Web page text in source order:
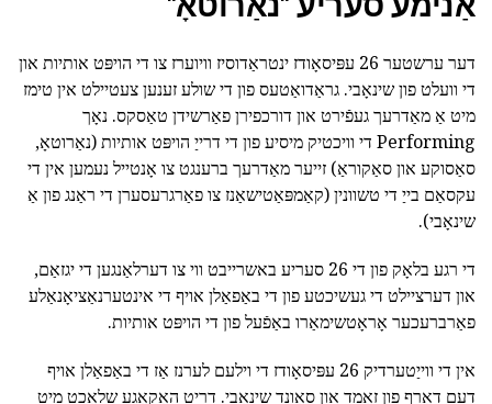
דער ערשטער 26 עפּיסאָודז ינטראַדוסיז וויוערז צו די הויפּט אותיות און
די וועלט פון שינאָבי. גראַדואַטעס פון די שולע זענען צעטיילט אין טימז
מיט אַ מאַדרעך געפֿירט און דורכפירן פאַרשידן טאַסקס. נאָך
Performing די וויכטיק מיסיע פון די דרייַ הויפּט אותיות (נאַרוטאָ,
סאַסוקע און סאַקוראַ) זייער מאַדרעך ברענגט צו אָנטייל נעמען אין די
עקסאַם בייַ די טשוונין (קאַמפּאַטישאַנז צו פאַרגרעסערן די ראַנג פון אַ
שינאָבי).
די רגע בלאָק פון די 26 סעריע באשרייבט ווי צו דערלאַנגען די יגזאַם,
און דערציילט די געשיכטע פון די באַפאַלן אויף די אינטערנאַציאָנאַלע
פאַרברעכער אָראָטשימאַרו באַפֿעל פון די הויפּט אותיות.
אין די ווייַטערדיק 26 עפּיסאָודז די וילעם לערנז אַז די באַפאַלן אויף
דעם דאָרף פון זאַמד און סאָונד שינאָבי. דריט האָקאַגע שלאַכט מיט